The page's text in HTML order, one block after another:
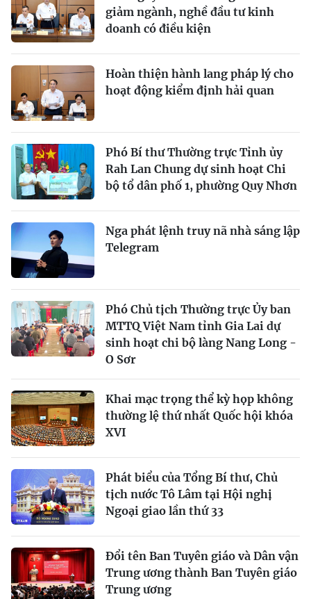
giảm ngành, nghề đầu tư kinh
doanh có điều kiện
Hoàn thiện hành lang pháp lý cho
hoạt động kiểm định hải quan
Phó Bí thư Thường trực Tỉnh ủy
Rah Lan Chung dự sinh hoạt Chi
bộ tổ dân phố 1, phường Quy Nhơn
Nga phát lệnh truy nã nhà sáng lập
Telegram
Phó Chủ tịch Thường trực Ủy ban
MTTQ Việt Nam tỉnh Gia Lai dự
sinh hoạt chi bộ làng Nang Long -
O Sơr
Khai mạc trọng thể kỳ họp không
thường lệ thứ nhất Quốc hội khóa
XVI
Phát biểu của Tổng Bí thư, Chủ
tịch nước Tô Lâm tại Hội nghị
Ngoại giao lần thứ 33
Đổi tên Ban Tuyên giáo và Dân vận
Trung ương thành Ban Tuyên giáo
Trung ương